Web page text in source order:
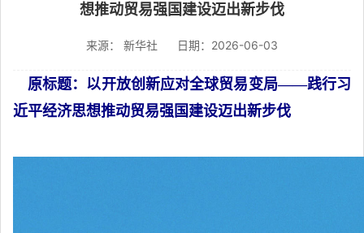
想推动贸易强国建设迈出新步伐
来源： 新华社 日期：2026-06-03
原标题：以开放创新应对全球贸易变局——践行习
近平经济思想推动贸易强国建设迈出新步伐